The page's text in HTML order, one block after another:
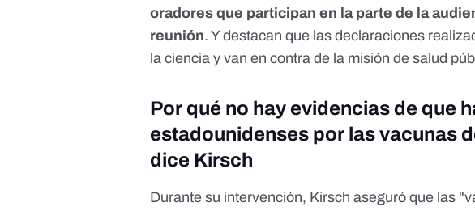
oradores que participan en la parte de la
reunión. Y destacan que las declaraciones
la ciencia y van en contra de la misión de salud
Por qué no hay evidencias de que
estadounidenses por las vacunas
dice Kirsch
Durante su intervención, Kirsch aseguró que las